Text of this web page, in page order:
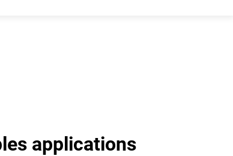
applications